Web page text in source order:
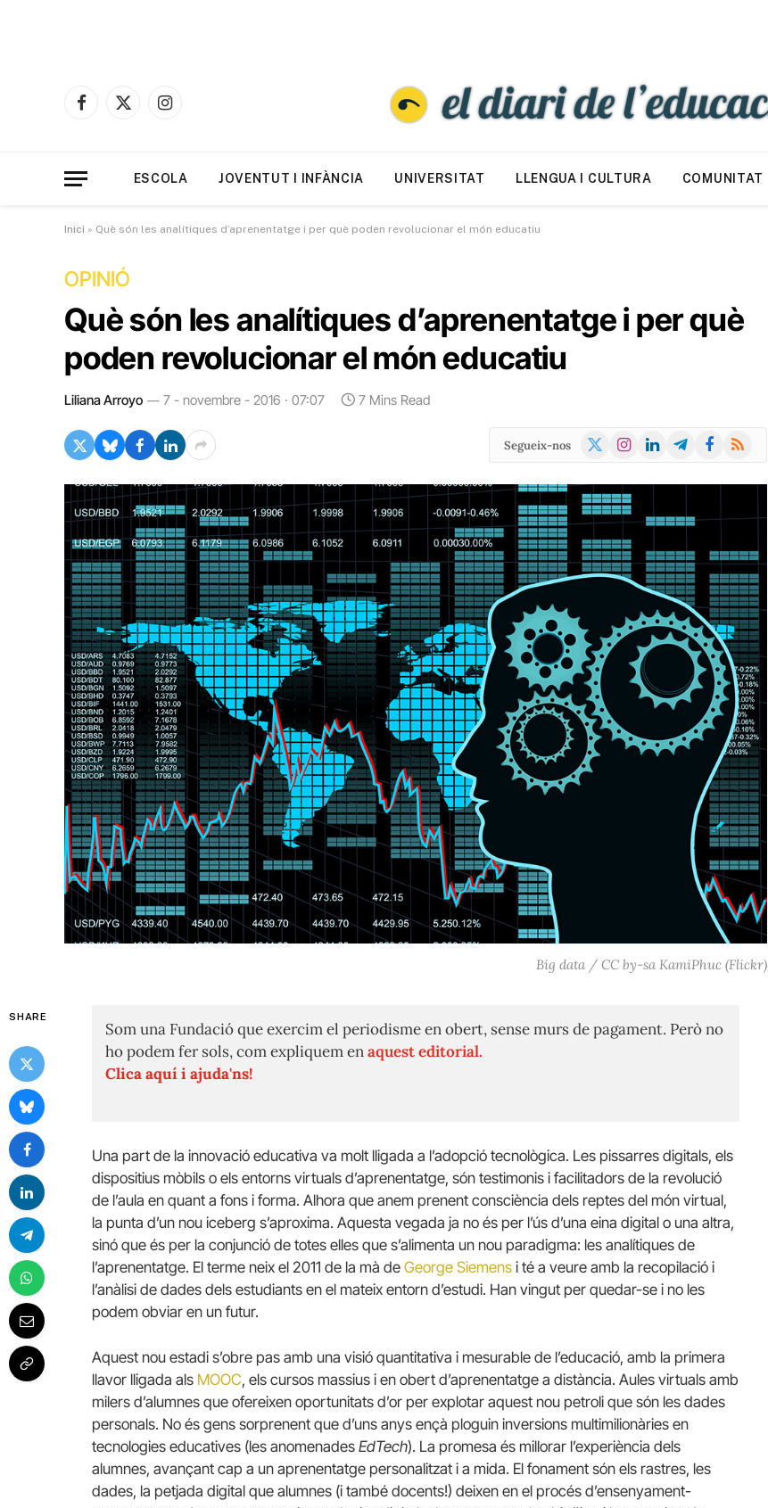
Facebook
X
Instagram
ESCOLA JOVENTUT I INFÀNCIA UNIVERSITAT LLENGUA I CULTURA COMUNITAT
Inici » Què són les analítiques d’aprenentatge i per què poden revolucionar el món educatiu
OPINIÓ
Què són les analítiques d’aprenentatge i per què
poden revolucionar el món educatiu
Liliana Arroyo 7 - novembre - 2016 · 07:07 7 Mins Read
Segueix-nos
X
Instagram
LinkedInTelegramFacebook
RSS
Big data / CC by-sa KamiPhuc (Flickr)
SHARE
Som una Fundació que exercim el periodisme en obert, sense murs de pagament. Però no
ho podem fer sols, com expliquem enaquest editorial.
Clica aquí i ajuda'ns!
Una part de la innovació educativa va molt lligada a l’adopció tecnològica. Les pissarres digitals, els
dispositius mòbils o els entorns virtuals d’aprenentatge, són testimonis i facilitadors de la revolució
de l’aula en quant a fons i forma. Alhora que anem prenent consciència dels reptes del món virtual,
la punta d’un nou iceberg s’aproxima. Aquesta vegada ja no és per l’ús d’una eina digital o una altra,
sinó que és per la conjunció de totes elles que s’alimenta un nou paradigma: les analítiques de
l’aprenentatge. El terme neix el 2011 de la mà de George Siemens i té a veure amb la recopilació i
l’anàlisi de dades dels estudiants en el mateix entorn d’estudi. Han vingut per quedar-se i no les
podem obviar en un futur.
Aquest nou estadi s’obre pas amb una visió quantitativa i mesurable de l’educació, amb la primera
llavor lligada als MOOC, els cursos massius i en obert d’aprenentatge a distància. Aules virtuals amb
milers d’alumnes que ofereixen oportunitats d’or per explotar aquest nou petroli que són les dades
personals. No és gens sorprenent que d’uns anys ençà ploguin inversions multimilionàries en
tecnologies educatives (les anomenades EdTech). La promesa és millorar l’experiència dels
alumnes, avançant cap a un aprenentatge personalitzat i a mida. El fonament són els rastres, les
dades, la petjada digital que alumnes (i també docents!) deixen en el procés d’ensenyament-